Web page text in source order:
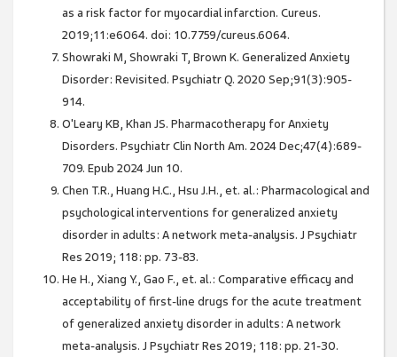
as a risk factor for myocardial infarction. Cureus.
2019;11:e6064. doi: 10.7759/cureus.6064.
Showraki M, Showraki T, Brown K. Generalized Anxiety
Disorder: Revisited. Psychiatr Q. 2020 Sep;91(3):905-
914.
O'Leary KB, Khan JS. Pharmacotherapy for Anxiety
Disorders. Psychiatr Clin North Am. 2024 Dec;47(4):689-
709. Epub 2024 Jun 10.
Chen T.R., Huang H.C., Hsu J.H., et. al.: Pharmacological and
psychological interventions for generalized anxiety
disorder in adults: A network meta-analysis. J Psychiatr
Res 2019; 118: pp. 73-83.
He H., Xiang Y., Gao F., et. al.: Comparative efficacy and
acceptability of first-line drugs for the acute treatment
of generalized anxiety disorder in adults: A network
meta-analysis. J Psychiatr Res 2019; 118: pp. 21-30.